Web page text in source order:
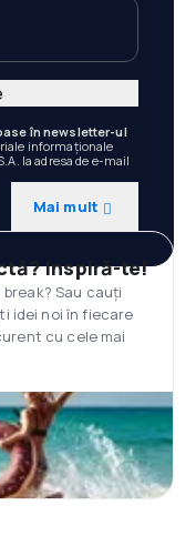
în newsletter-ul
informaționale
la adresa de e-mail
Mai mult
Inspiră-te!
Sau cauți
idei noi în fiecare
cu cele mai